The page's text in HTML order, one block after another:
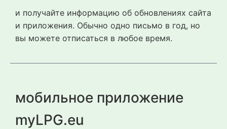
и получайте информацию об обновлениях сайта
и приложения. Обычно одно письмо в год, но
вы можете отписаться в любое время.
мобильное приложение
myLPG.eu